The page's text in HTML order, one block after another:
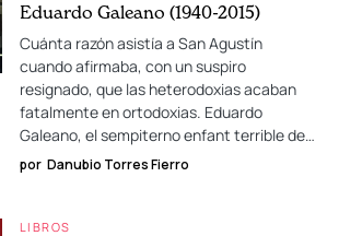
Eduardo Galeano (1940-2015)
Cuánta razón asistía a San Agustín
cuando afirmaba, con un suspiro
resignado, que las heterodoxias acaban
fatalmente en ortodoxias. Eduardo
Galeano, el sempiterno enfant terrible de…
por Danubio Torres Fierro
LIBROS